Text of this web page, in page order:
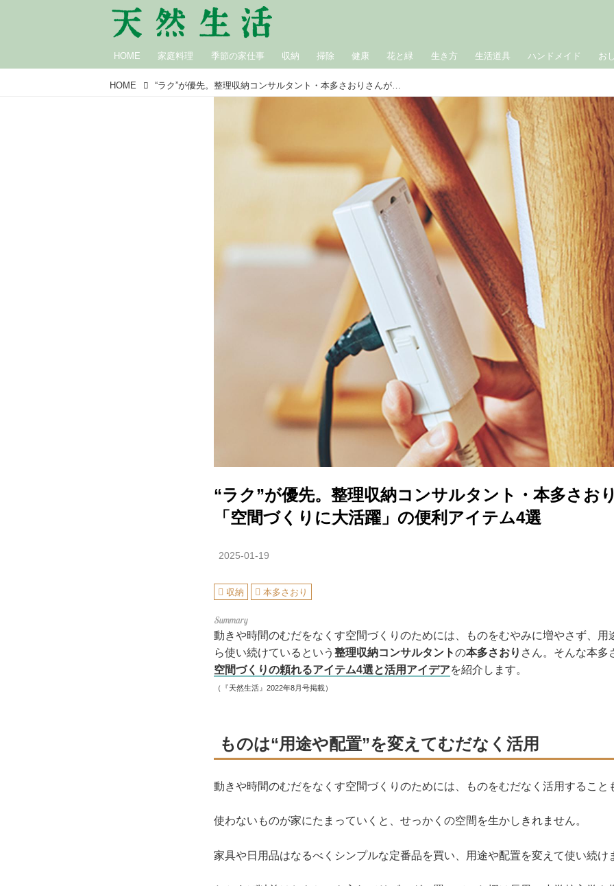
HOME 家庭料理 季節の家仕事 収納 掃除 健康 花と緑 生き方 生活道具 ハンドメイド お
HOME “ラク”が優先。整理収納コンサルタント・本多さおりさんが選ぶ「空間づくりに大活躍」の便利アイテム4選
“ラク”が優先。整理収納コンサルタント・本多さお
「空間づくりに大活躍」の便利アイテム4選
2025-01-19
収納 本多さおり
動きや時間のむだをなくす空間づくりのためには、ものをむやみに増やさず、用
ら使い続けているという 整理収納コンサルタントの本多さおり さん。そんな本多
空間づくりの頼れるアイテム4選と活用アイデアを紹介します。
（『天然生活』2022年8月号掲載）
ものは“用途や配置”を変えてむだなく活用
動きや時間のむだをなくす空間づくりのためには、ものをむだなく活用すること
使わないものが家にたまっていくと、せっかくの空間を生かしきれません。
家具や日用品はなるべくシンプルな定番品を買い、用途や配置を変えて使い続け